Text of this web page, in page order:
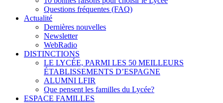
Questions fréquentes (FAQ)
Actualité
Dernières nouvelles
Newsletter
WebRadio
DISTINCTIONS
LE LYCÉE, PARMI LES 50 MEILLEURS
ÉTABLISSEMENTS D’ESPAGNE
ALUMNI LFIR
Que pensent les familles du Lycée?
ESPACE FAMILLES